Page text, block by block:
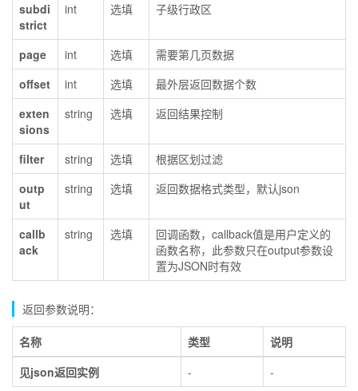
subdi
strict
int 选填 子级行政区
page int 选填
需要第几页数据
offset
int 选填
最外层返回数据个数
exten
sions
string 选填 返回结果控制
filter string 选填
根据区划过滤
outp
ut
string 选填 返回数据格式类型，默认json
callb
ack
string 选填
回调函数，callback值是用户定义的
函数名称，此参数只在output参数设
置为JSON时有效
返回参数说明：
名称 类型
说明
见json返回实例
- -